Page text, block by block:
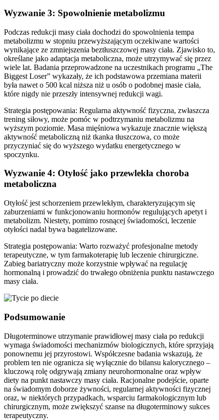
Wyzwanie 3: Spowolnienie metabolizmu
Podczas redukcji masy ciała dochodzi do spowolnienia tempa
metabolizmu w stopniu przewyższającym oczekiwane wartości
wynikające ze zmniejszenia beztłuszczowej masy ciała. Zjawisko to,
określane jako adaptacja metaboliczna, może utrzymywać się przez
wiele lat. Badania przeprowadzone na uczestnikach programu „The
Biggest Loser” wykazały, że ich podstawowa przemiana materii
była nawet o 500 kcal niższa niż u osób o podobnej masie ciała,
które nigdy nie przeszły intensywnej redukcji wagi.
Strategia postępowania: Regularna aktywność fizyczna, zwłaszcza
trening siłowy, może pomóc w podtrzymaniu metabolizmu na
wyższym poziomie. Masa mięśniowa wykazuje znacznie większą
aktywność metaboliczną niż tkanka tłuszczowa, co może
przyczyniać się do wyższego wydatku energetycznego w
spoczynku.
Wyzwanie 4: Otyłość jako przewlekła choroba
metaboliczna
Otyłość jest schorzeniem przewlekłym, charakteryzującym się
zaburzeniami w funkcjonowaniu hormonów regulujących apetyt i
metabolizm. Niestety, pomimo rosnącej świadomości, leczenie
otyłości nadal bywa bagatelizowane.
Strategia postępowania: Warto rozważyć profesjonalne metody
terapeutyczne, w tym farmakoterapię lub leczenie chirurgiczne.
Zabieg bariatryczny może korzystnie wpływać na regulację
hormonalną i prowadzić do trwałego obniżenia punktu nastawczego
masy ciała.
Podsumowanie
Długoterminowe utrzymanie prawidłowej masy ciała po redukcji
wymaga świadomości mechanizmów biologicznych, które sprzyjają
ponownemu jej przyrostowi. Współczesne badania wskazują, że
problem ten nie ogranicza się wyłącznie do bilansu kalorycznego –
kluczową rolę odgrywają zmiany neurohormonalne oraz wpływ
diety na punkt nastawczy masy ciała. Racjonalne podejście, oparte
na świadomym doborze żywności, regularnej aktywności fizycznej
oraz, w niektórych przypadkach, wsparciu farmakologicznym lub
chirurgicznym, może zwiększyć szanse na długoterminowy sukces
terapeutyczny.